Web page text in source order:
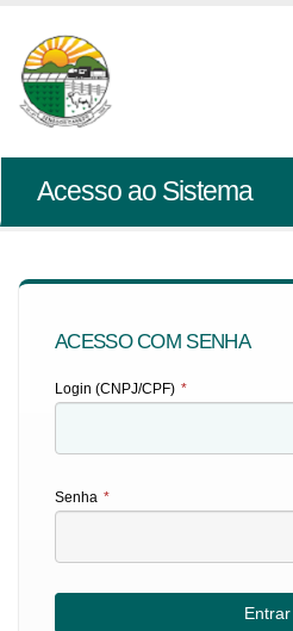
Acesso ao Sistema
ACESSO COM SENHA
Login (CNPJ/CPF) *
Senha *